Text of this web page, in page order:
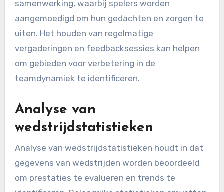
samenwerking, waarbij spelers worden
aangemoedigd om hun gedachten en zorgen te
uiten. Het houden van regelmatige
vergaderingen en feedbacksessies kan helpen
om gebieden voor verbetering in de
teamdynamiek te identificeren.
Analyse van
wedstrijdstatistieken
Analyse van wedstrijdstatistieken houdt in dat
gegevens van wedstrijden worden beoordeeld
om prestaties te evalueren en trends te